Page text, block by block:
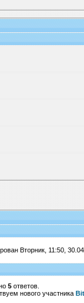
Вторник, 11:50,
5 ответов.
нового участника